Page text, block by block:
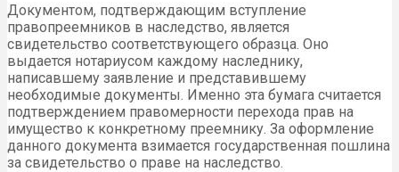
Документом, подтверждающим вступление
правопреемников в наследство, является
свидетельство соответствующего образца. Оно
выдается нотариусом каждому наследнику,
написавшему заявление и представившему
необходимые документы. Именно эта бумага считается
подтверждением правомерности перехода прав на
имущество к конкретному преемнику. За оформление
данного документа взимается государственная пошлина
за свидетельство о праве на наследство.